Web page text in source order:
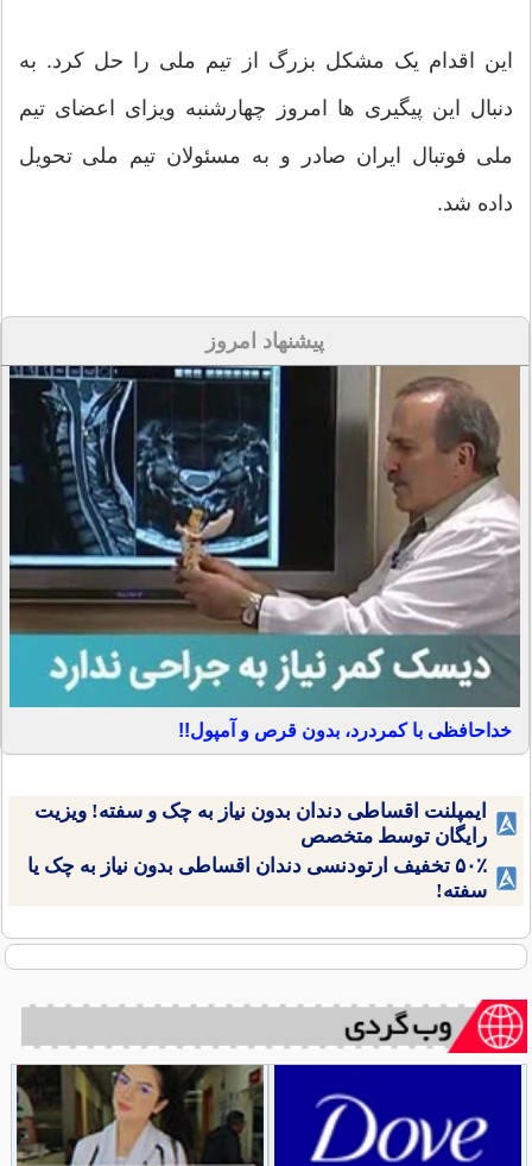
این اقدام یک مشکل بزرگ از تیم ملی را حل کرد. به
دنبال این پیگیری ها امروز چهارشنبه ویزای اعضای تیم
ملی فوتبال ایران صادر و به مسئولان تیم ملی تحویل
داده شد.
پیشنهاد امروز
خداحافظی با کمردرد، بدون قرص و آمپول!!
ایمپلنت اقساطی دندان بدون نیاز به چک و سفته! ویزیت
رایگان توسط متخصص
۵۰٪ تخفیف ارتودنسی دندان اقساطی بدون نیاز به چک یا
سفته!